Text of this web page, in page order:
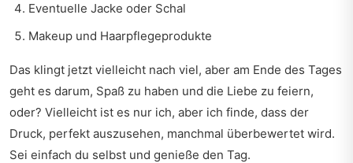
Eventuelle Jacke oder Schal
Makeup und Haarpflegeprodukte
Das klingt jetzt vielleicht nach viel, aber am Ende des Tages
geht es darum, Spaß zu haben und die Liebe zu feiern,
oder? Vielleicht ist es nur ich, aber ich finde, dass der
Druck, perfekt auszusehen, manchmal überbewertet wird.
Sei einfach du selbst und genieße den Tag.